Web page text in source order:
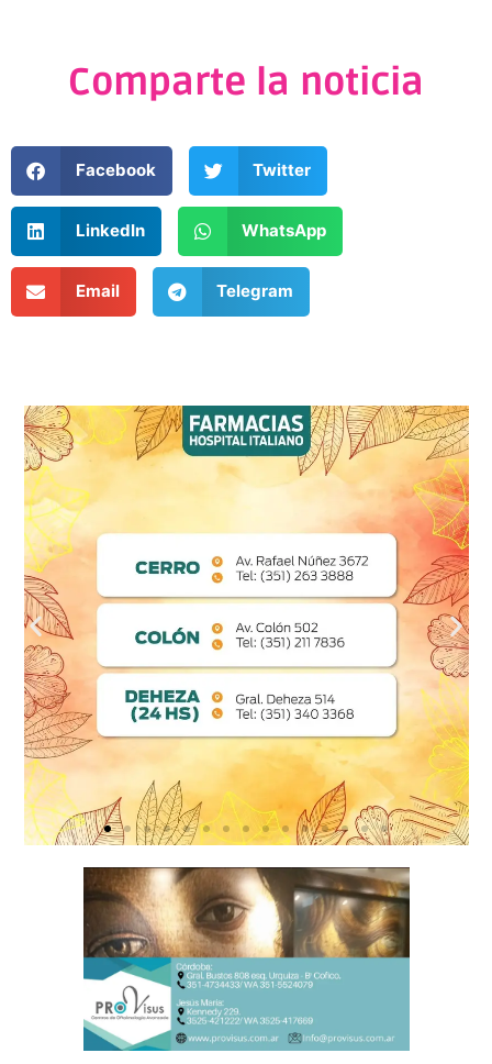
Comparte la noticia
Facebook Twitter
LinkedIn WhatsApp
Email Telegram